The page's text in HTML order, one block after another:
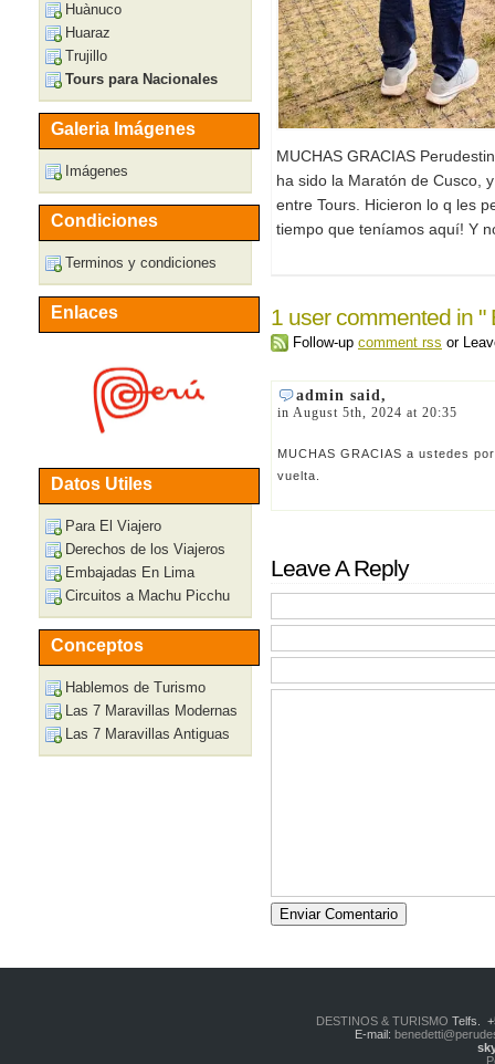
MUCHAS GRACIAS
ha sido la Maratón de Cusco,
entre Tours. Hicieron lo q les
tiempo que teníamos aquí! Y
1 user commented in "
Follow-up comment rss or
admin said,
in August 5th, 2024 at 20:35
MUCHAS GRACIAS a ustedes
vuelta.
Leave A Reply
Huànuco
Huaraz
Trujillo
Tours para Nacionales
Galeria Imágenes
Imágenes
Condiciones
Terminos y condiciones
Enlaces
Datos Utiles
Para El Viajero
Derechos de los Viajeros
Embajadas En Lima
Circuitos a Machu Picchu
Conceptos
Hablemos de Turismo
Las 7 Maravillas Modernas
Las 7 Maravillas Antiguas
DESTINOS & TURISMO Telfs.
E-mail: